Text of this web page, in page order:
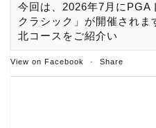
今回は、2026年7月にPGA
クラシック」が開催され
北コースをご紹介い
View on Facebook · Share